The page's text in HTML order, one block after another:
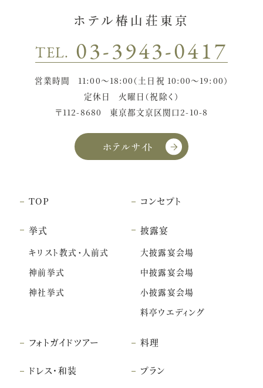
ホテル椿山荘東京
TEL. 03-3943-0417
営業時間
11:00〜18:00（土日祝 10:00〜19:00）
定休日
火曜日（祝除く）
〒112-8680
東京都文京区関口2-10-8
ホテルサイト
TOP コンセプト
挙式
キリスト教式・人前式
神前挙式
神社挙式
披露宴
大披露宴会場
中披露宴会場
小披露宴会場
料亭ウエディング
フォトガイドツアー 料理
ドレス・和装 プラン